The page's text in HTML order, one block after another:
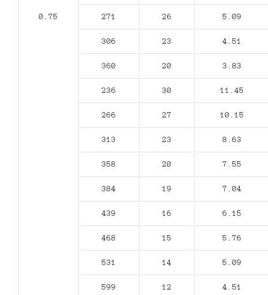
0.75 271 26 5.09
306 23 4.51
360 20 3.83
236 30 11.45
266 27 10.15
313 23 8.63
358 20 7.55
384 19 7.04
439 16 6.15
468 15 5.76
531 14 5.09
599 12 4.51